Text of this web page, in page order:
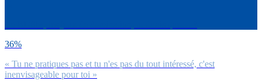
36%
« Tu ne pratiques pas et tu n'es pas du tout intéressé, c'est
inenvisageable pour toi »